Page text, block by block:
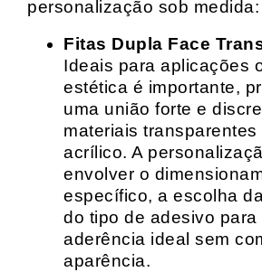
personalização sob medida:
Fitas Dupla Face
Ideais para aplicações
estética é importante,
uma união forte e
materiais
acrílico. A
envolver o
específico, a escolha
do tipo de adesivo para
aderência ideal sem
aparência.